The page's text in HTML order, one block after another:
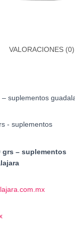
VALORACIONES (0)
suplementos
grs – suplementos